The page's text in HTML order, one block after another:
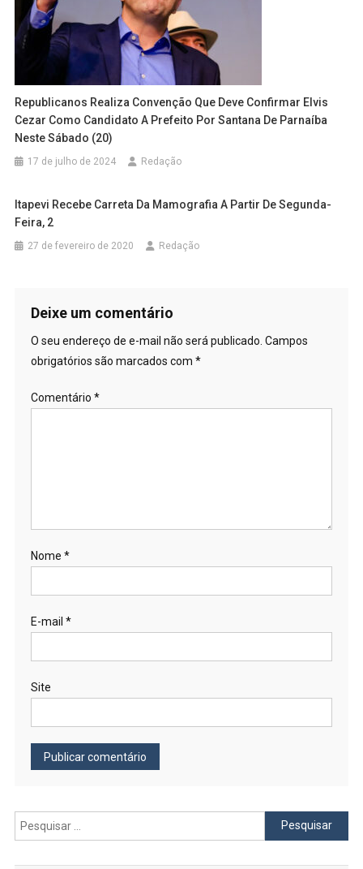
Republicanos Realiza Convenção Que Deve Confirmar Elvis
Cezar Como Candidato A Prefeito Por Santana De Parnaíba
Neste Sábado (20)
17 de julho de 2024 Redação
Itapevi Recebe Carreta Da Mamografia A Partir De Segunda-
Feira, 2
27 de fevereiro de 2020 Redação
Deixe um comentário
O seu endereço de e-mail não será publicado. Campos
obrigatórios são marcados com *
Comentário *
Nome *
E-mail *
Site
Pesquisar
por: